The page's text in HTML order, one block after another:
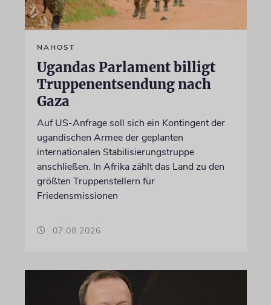
NAHOST
Ugandas Parlament billigt
Truppenentsendung nach
Gaza
Auf US-Anfrage soll sich ein Kontingent der
ugandischen Armee der geplanten
internationalen Stabilisierungstruppe
anschließen. In Afrika zählt das Land zu den
größten Truppenstellern für
Friedensmissionen
07.08.2026